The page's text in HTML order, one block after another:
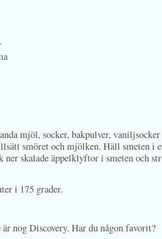
mjöl, socker, bakpulver,
smöret och mjölken. Häll smeten i
ner skalade äppelklyftor i smeten och
i 175 grader.
nog Discovery. Har du någon favorit?